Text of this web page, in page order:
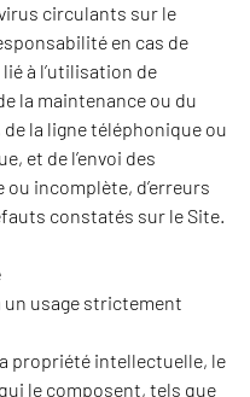
circulants sur le
en cas de
à l’utilisation de
la maintenance ou du
la ligne téléphonique ou
et de l’envoi des
incomplète, d’erreurs
constatés sur le Site.
un usage strictement
propriété intellectuelle, le
le composent, tels que